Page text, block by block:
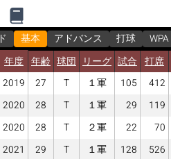
基本 アドバンス 打球 WPA
年度 年齢 球団 リーグ 試合 打席
2019
27 T １軍 105 412
2020
28 T １軍 29 119
2020
28 T ２軍 22 70
2021
29 T １軍 128 526